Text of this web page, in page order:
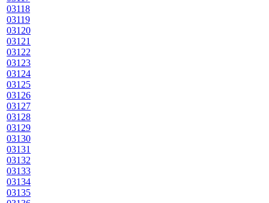
03118
03119
03120
03121
03122
03123
03124
03125
03126
03127
03128
03129
03130
03131
03132
03133
03134
03135